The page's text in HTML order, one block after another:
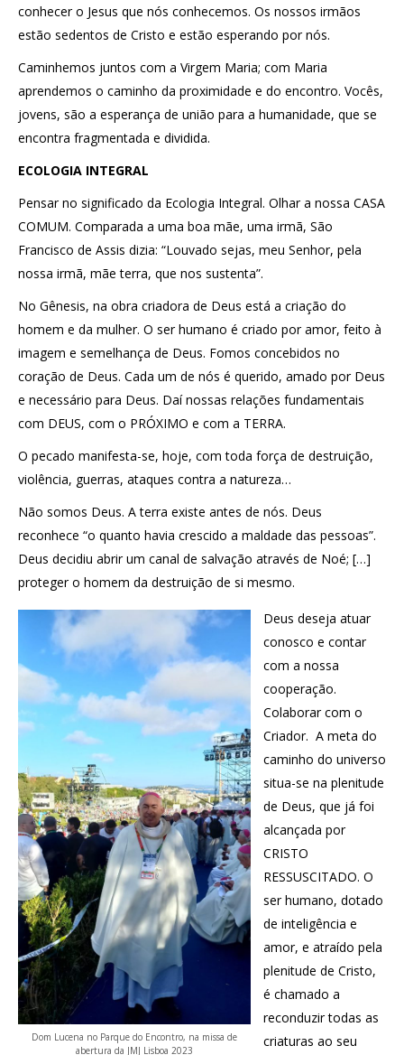
conhecer o Jesus que nós conhecemos. Os nossos irmãos
estão sedentos de Cristo e estão esperando por nós.
Caminhemos juntos com a Virgem Maria; com Maria
aprendemos o caminho da proximidade e do encontro. Vocês,
jovens, são a esperança de união para a humanidade, que se
encontra fragmentada e dividida.
ECOLOGIA INTEGRAL
Pensar no significado da Ecologia Integral. Olhar a nossa CASA
COMUM. Comparada a uma boa mãe, uma irmã, São
Francisco de Assis dizia: “Louvado sejas, meu Senhor, pela
nossa irmã, mãe terra, que nos sustenta”.
No Gênesis, na obra criadora de Deus está a criação do
homem e da mulher. O ser humano é criado por amor, feito à
imagem e semelhança de Deus. Fomos concebidos no
coração de Deus. Cada um de nós é querido, amado por Deus
e necessário para Deus. Daí nossas relações fundamentais
com DEUS, com o PRÓXIMO e com a TERRA.
O pecado manifesta-se, hoje, com toda força de destruição,
violência, guerras, ataques contra a natureza…
Não somos Deus. A terra existe antes de nós. Deus
reconhece “o quanto havia crescido a maldade das pessoas”.
Deus decidiu abrir um canal de salvação através de Noé; […]
proteger o homem da destruição de si mesmo.
Dom Lucena no Parque do Encontro, na missa de
abertura da JMJ Lisboa 2023
Deus deseja atuar
conosco e contar
com a nossa
cooperação.
Colaborar com o
Criador. A meta do
caminho do universo
situa-se na plenitude
de Deus, que já foi
alcançada por
CRISTO
RESSUSCITADO. O
ser humano, dotado
de inteligência e
amor, e atraído pela
plenitude de Cristo,
é chamado a
reconduzir todas as
criaturas ao seu